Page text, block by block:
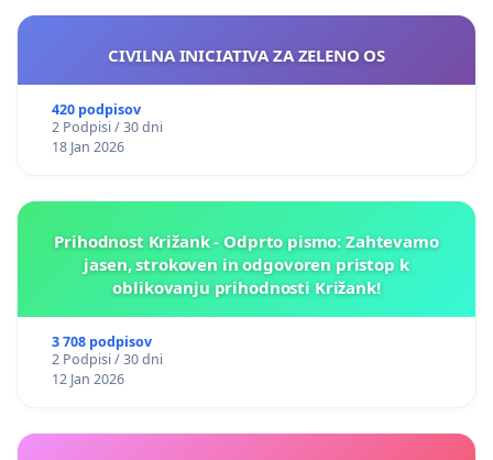
CIVILNA INICIATIVA ZA ZELENO OS
420 podpisov
2 Podpisi / 30 dni
18 Jan 2026
Prihodnost Križank - Odprto pismo: Zahtevamo
jasen, strokoven in odgovoren pristop k
oblikovanju prihodnosti Križank!
3 708 podpisov
2 Podpisi / 30 dni
12 Jan 2026